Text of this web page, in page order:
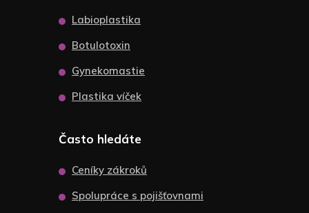
Labioplastika
Botulotoxin
Gynekomastie
Plastika víček
Často hledáte
Ceníky zákroků
Spolupráce s pojišťovnami